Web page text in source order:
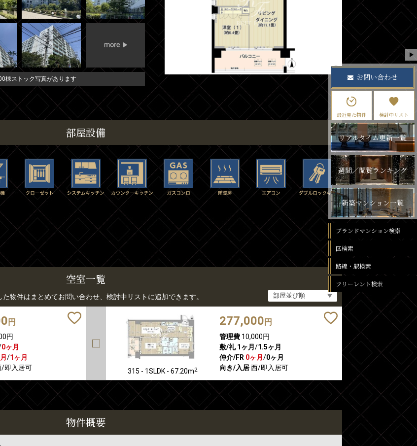
棟ストック写真があります
部屋設備
空室一覧
た物件はまとめてお問い合わせ、検討中リストに追加できます。
円
円
0ヶ月
/1ヶ月
即入居可 315 - 1SLDK - 67.20m2
277,000 円
管理費10,000円
敷/礼 1ヶ月 /1.5ヶ月
仲介/FR 0ヶ月 /0ヶ月
向き/入居西/即入居可
物件概要
お問い合わせ
最近見た物件 検討中リスト
リアルタイム更新一覧
週間／閲覧ランキング
新築マンション一覧
ブランドマンション検索
区検索
路線・駅検索
フリーレント検索